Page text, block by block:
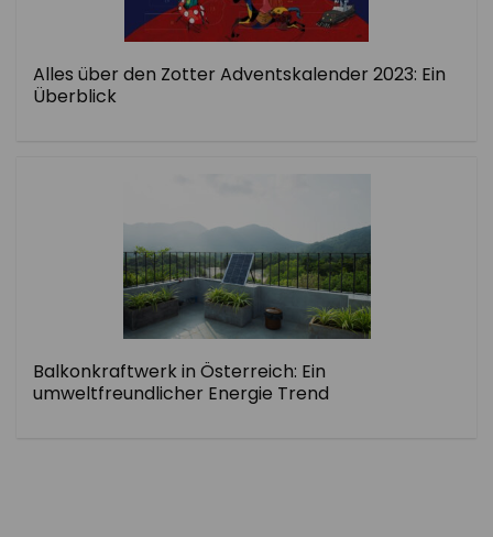
Alles über den Zotter Adventskalender 2023: Ein
Überblick
Balkonkraftwerk in Österreich: Ein
umweltfreundlicher Energie Trend